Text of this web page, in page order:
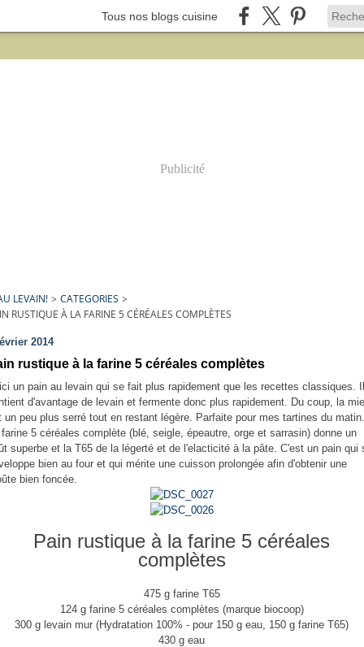
Tous nos blogs cuisine
Publicité
LEVAIN! > CATEGORIES >
RUSTIQUE À LA FARINE 5 CÉRÉALES COMPLÈTES
2014
rustique à la farine 5 céréales complètes
un pain au levain qui se fait plus rapidement que les recettes classiques. Il
d'avantage de levain et fermente donc plus rapidement. Du coup, la mie
un peu plus serré tout en restant légère. Parfaite pour mes tartines du matin.
5 céréales complète (blé, seigle, épeautre, orge et sarrasin) donne un
superbe et la T65 de la légerté et de l'elacticité à la pâte. C'est un pain qui
bien au four et qui mérite une cuisson prolongée afin d'obtenir une
bien foncée.
Pain rustique à la farine 5 céréales
complètes
475 g farine T65
124 g farine 5 céréales complètes (marque biocoop)
300 g levain mur (Hydratation 100% - pour 150 g eau, 150 g farine T65)
430 g eau